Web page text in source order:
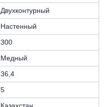
Двухконтурный
Настенный
300
Медный
36,4
5
Казахстан